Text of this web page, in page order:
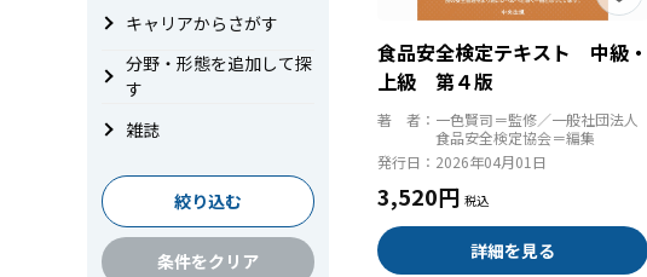
キャリアからさがす
分野・形態を追加して探
す
雑誌
絞り込む
条件をクリア
食品安全検定テキスト 中級・
上級 第４版
著 者： 一色賢司＝監修／一般社団法人
食品安全検定協会＝編集
発行日： 2026年04月01日
3,520円
詳細を見る